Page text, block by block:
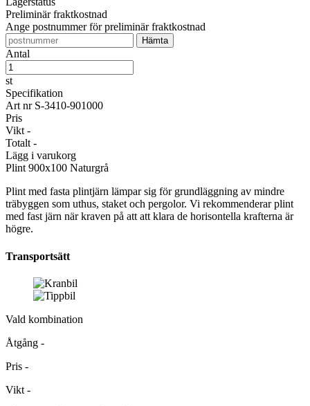
Preliminär fraktkostnad
Ange postnummer för preliminär fraktkostnad
Antal
st
Specifikation
Art nr S-3410-901000
Pris
Vikt -
Totalt -
Lägg i varukorg
Plint 900x100 Naturgrå
Plint med fasta plintjärn lämpar sig för grundläggning av mindre
träbyggen som uthus, staket och pergolor. Vi rekommenderar plint
med fast järn när kraven på att att klara de horisontella krafterna är
högre.
Transportsätt
Vald kombination
Åtgång -
Pris -
Vikt -